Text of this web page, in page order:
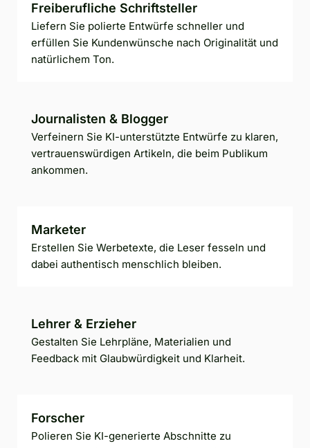
Freiberufliche Schriftsteller
Liefern Sie polierte Entwürfe schneller und
erfüllen Sie Kundenwünsche nach Originalität und
natürlichem Ton.
Journalisten & Blogger
Verfeinern Sie KI-unterstützte Entwürfe zu klaren,
vertrauenswürdigen Artikeln, die beim Publikum
ankommen.
Marketer
Erstellen Sie Werbetexte, die Leser fesseln und
dabei authentisch menschlich bleiben.
Lehrer & Erzieher
Gestalten Sie Lehrpläne, Materialien und
Feedback mit Glaubwürdigkeit und Klarheit.
Forscher
Polieren Sie KI-generierte Abschnitte zu